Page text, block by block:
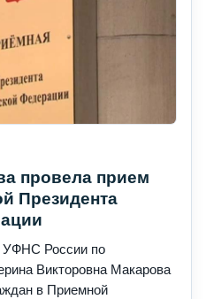
провела прием
Президента
УФНС России по
Викторовна Макарова
в Приемной